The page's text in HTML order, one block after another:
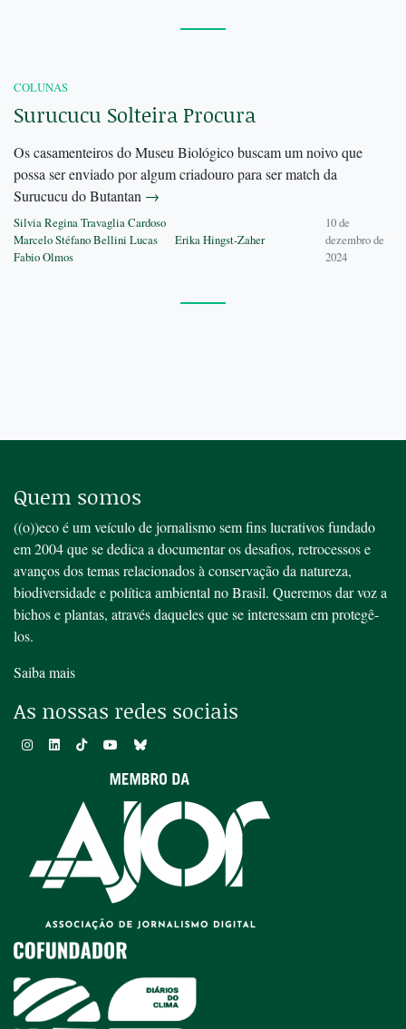
COLUNAS
Surucucu Solteira Procura
Os casamenteiros do Museu Biológico buscam um noivo que
possa ser enviado por algum criadouro para ser match da
Surucucu do Butantan →
Silvia Regina Travaglia Cardoso
Marcelo Stéfano Bellini Lucas
Erika Hingst-Zaher
Fabio Olmos
10 de
dezembro de
2024
Quem somos
((o))eco é um veículo de jornalismo sem fins lucrativos fundado
em 2004 que se dedica a documentar os desafios, retrocessos e
avanços dos temas relacionados à conservação da natureza,
biodiversidade e política ambiental no Brasil. Queremos dar voz a
bichos e plantas, através daqueles que se interessam em protegê-
los.
Saiba mais
As nossas redes sociais